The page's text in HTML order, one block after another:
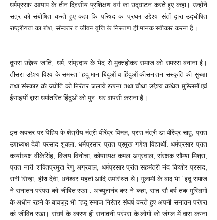
धर्मप्रसार आयाम के तीन दिवसीय प्रशिक्षण वर्ग का उद्घाटन करते हुए कहा। उन्होंने
सत्र को संबोधित करते हुए कहा कि परिषद का प्रथम उद्देश्य संतों द्वारा उद्घोषित
राष्ट्रीयता का बोध, संस्कार व जीवन वृत्ति के निरूपण ही मानक स्वीकार करना है।
दूसरा उद्देश्य जाति, धर्म, संप्रदाय के भेद से मुक्तहोकर समाज को समरस बनाना है।
तीसरा उद्देश्य विश्व के समस्त ¨हदू मान बिंदुओं व हिंदुओं कीसनातन संस्कृति की सुरक्षा
तथा संस्कार की ज्योति को निरंतर जलाये रखना तथा चौथा उद्देश्य कथित मुस्लिमों एवं
ईसाइयों द्वारा धर्मातरित हिंदुओं को पुन: घर वापसी कराना है।
इस अवसर पर विहिप के क्षेत्रीय मंत्री वीरेंद्र विमल, प्रात मंत्री डा वीरेंद्र साहू, प्रात
उपाध्यक्ष देवी प्रसाद शुक्ला, धर्मप्रसार प्रात प्रमुख गणेश विद्यार्थी, धर्मप्रसार प्रात
कार्याध्यक्ष वीकेसिंह, विजय विनोचा, कोषाध्यक्ष कमल अग्रवाल, संरक्षक सौम्या मिश्रा,
प्रात नारी शक्तिप्रमुख रेणु अग्रवाल, धर्मप्रसार प्रांत सहमंत्री नंद किशोर प्रसाद,
रानी सिन्हा, हीरा देवी, धनेश्वर महतो आदि उपस्थित थे। गुलामी के बाद भी ¨हदू समाज
ने सनातन परंपरा को जीवित रखा : अच्युतानंद कर ने कहा, सात सौ वर्ष तक मुस्लिमों
के अधीन रहने के बावजूद भी ¨हदू समाज निरंतर संघर्ष करते हुए अपनी सनातन परंपरा
को जीवित रखा। संघर्ष के कारण ही सनातनी परंपरा के लोगों को जंगल में वास करना